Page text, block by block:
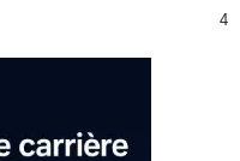
4